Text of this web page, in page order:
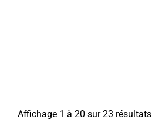
Affichage 1 à 20 sur 23 résultats